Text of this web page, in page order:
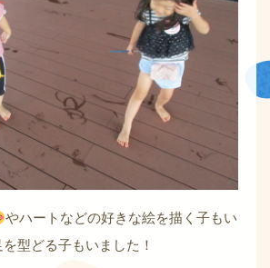
やハートなどの好きな絵を描く子もい
型どる子もいました！